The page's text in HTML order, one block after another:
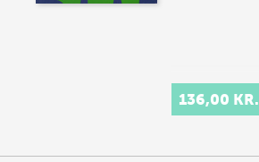
136,00 KR.